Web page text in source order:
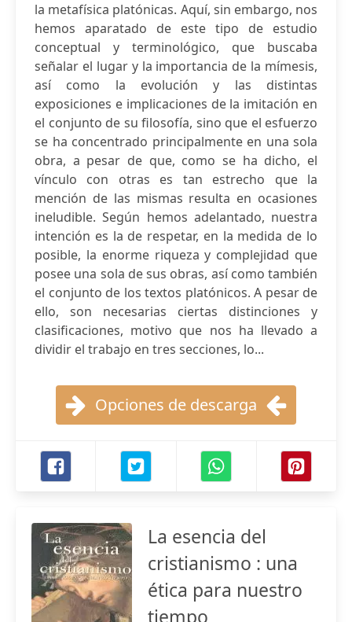
la metafísica platónicas. Aquí, sin embargo, nos
hemos aparatado de este tipo de estudio
conceptual y terminológico, que buscaba
señalar el lugar y la importancia de la mímesis,
así como la evolución y las distintas
exposiciones e implicaciones de la imitación en
el conjunto de su filosofía, sino que el esfuerzo
se ha concentrado principalmente en una sola
obra, a pesar de que, como se ha dicho, el
vínculo con otras es tan estrecho que la
mención de las mismas resulta en ocasiones
ineludible. Según hemos adelantado, nuestra
intención es la de respetar, en la medida de lo
posible, la enorme riqueza y complejidad que
posee una sola de sus obras, así como también
el conjunto de los textos platónicos. A pesar de
ello, son necesarias ciertas distinciones y
clasificaciones, motivo que nos ha llevado a
dividir el trabajo en tres secciones, lo...
Opciones de descarga
La esencia del
cristianismo : una
ética para nuestro
tiempo